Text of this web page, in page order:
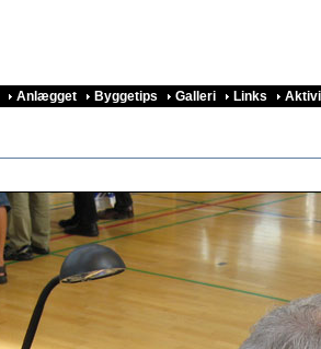
Anlægget Byggetips Galleri Links